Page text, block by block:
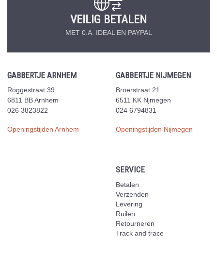
VEILIG BETALEN
MET 0.A. IDEAL EN PAYPAL
GABBERTJE ARNHEM
Roggestraat 39
6811 BB Arnhem
026 3823822
Openingstijden Arnhem
GABBERTJE NIJMEGEN
Broerstraat 21
6511 KK Njmegen
024 6794831
Openingstijden Nijmegen
SERVICE
Betalen
Verzenden
Levering
Ruilen
Retourneren
Track and trace